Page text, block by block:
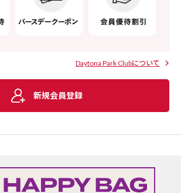
Daytona Park Clubについて
新規会員登録